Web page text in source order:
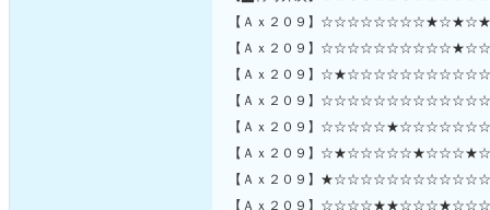
【Ａｘ２０９】
【Ａｘ２０９】
【Ａｘ２０９】
【Ａｘ２０９】
【Ａｘ２０９】
【Ａｘ２０９】
【Ａｘ２０９】
【Ａｘ２０９】